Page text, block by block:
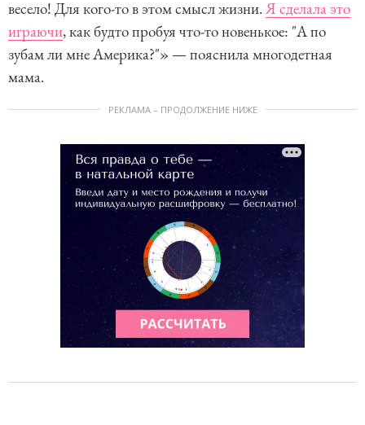
весело! Для кого-то в этом смысл жизни. Я сделала это
играючи, как будто пробуя что-то новенькое: "А по
зубам ли мне Америка?"» — пояснила многодетная
мама.
РЕКЛАМА – ПРОДОЛЖЕНИЕ НИЖЕ